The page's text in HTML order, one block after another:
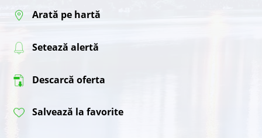
Arată pe hartă
Setează alertă
Descarcă oferta
Salvează la favorite